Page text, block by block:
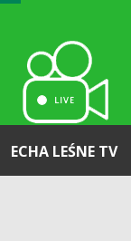
ECHA LEŚNE TV